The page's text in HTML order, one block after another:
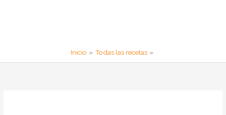
Inicio Todas las recetas